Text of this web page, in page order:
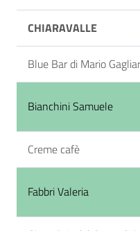
CHIARAVALLE
Blue Bar di Mario
Bianchini Samuele
Creme cafè
Fabbri Valeria